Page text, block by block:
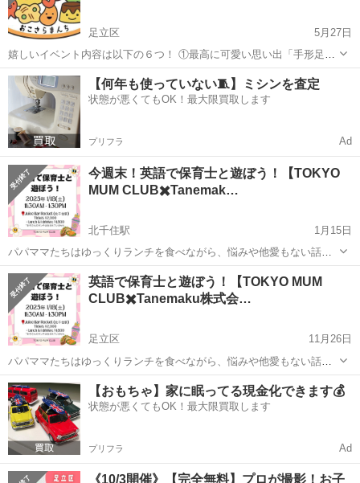
足立区
5月27日
嬉しいイベント内容は以下の６つ！ ①最高に可愛い思い出「手形足形
アニマルトートバック」 ②必ず誰かが当たる！「スタンプラリー抽選
会」 ③季節に合わせた「お昼寝フォトスポット」 ④おこさらまんちの
SDGs「ぶつぶつ...
東京 足立区 育児
【何年も使っていない🧵】ミシンを査定
状態が悪くてもOK！最大限買取します
プリフラ Ad
今週末！英語で保育士と遊ぼう！【TOKYO
MUM CLUB✖️Tanemak…
北千住駅
1月15日
パパママたちはゆっくりランチを食べながら、悩みや他愛もない話が
できる TOKYO MUM CLUBとTanemaku株式会社の共催イベントで
す！ 子ども達は、保育士さんや小学校教員免許所有者が遊んでくれま
す！ アク...
東京 足立区 北千住駅 育児
英語で保育士と遊ぼう！【TOKYO MUM
CLUB✖️Tanemaku株式会…
足立区
11月26日
パパママたちはゆっくりランチを食べながら、悩みや他愛もない話が
できる TOKYO MUM CLUBとTanemaku株式会社の共催イベントで
す！ 子ども達は、保育士さんや小学校教員免許所有者が遊んでくれま
す！ アク...
東京 足立区 育児 パパ
【おもちゃ】家に眠ってる現金化できます💰
状態が悪くてもOK！最大限買取します
プリフラ Ad
《10/3開催》【完全無料】プロが撮影！お子